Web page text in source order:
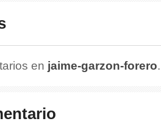
en jaime-garzon-forero